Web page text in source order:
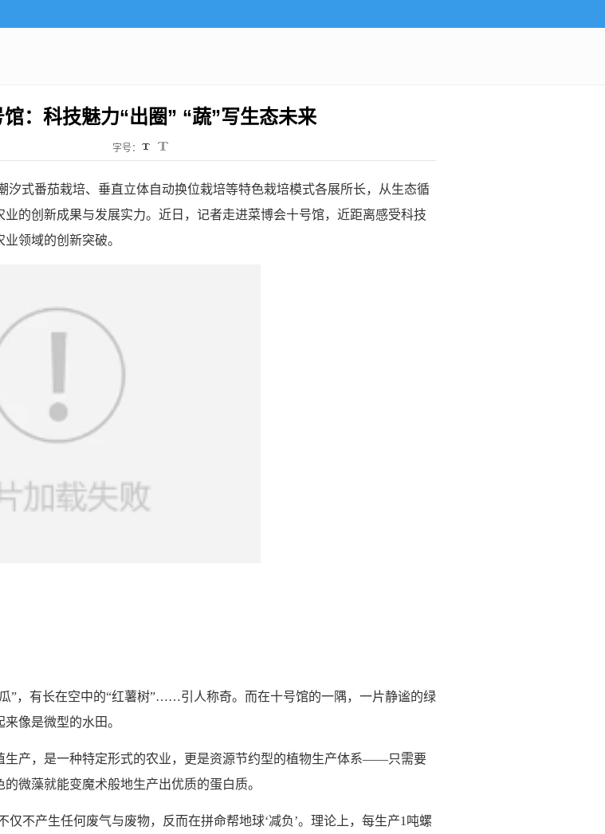
：科技魅力“出圈” “蔬”写生态未来
字号：
式番茄栽培、垂直立体自动换位栽培等特色栽培模式各展所长，从生态循
的创新成果与发展实力。近日，记者走进菜博会十号馆，近距离感受科技
领域的创新突破。
”，有长在空中的“红薯树”……引人称奇。而在十号馆的一隅，一片静谧的绿
像是微型的水田。
生产，是一种特定形式的农业，更是资源节约型的植物生产体系——只需要
微藻就能变魔术般地生产出优质的蛋白质。
仅不产生任何废气与废物，反而在拼命帮地球‘减负’。理论上，每生产1吨螺